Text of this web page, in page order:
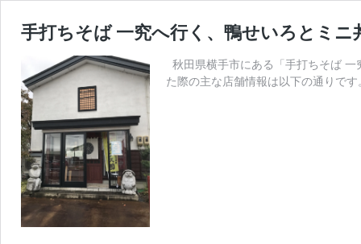
手打ちそば 一究へ行く、鴨せいろとミニ
秋田県横手市にある「手打ちそば
た際の主な店舗情報は以下の通りで